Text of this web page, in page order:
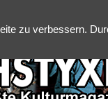
zu verbessern.